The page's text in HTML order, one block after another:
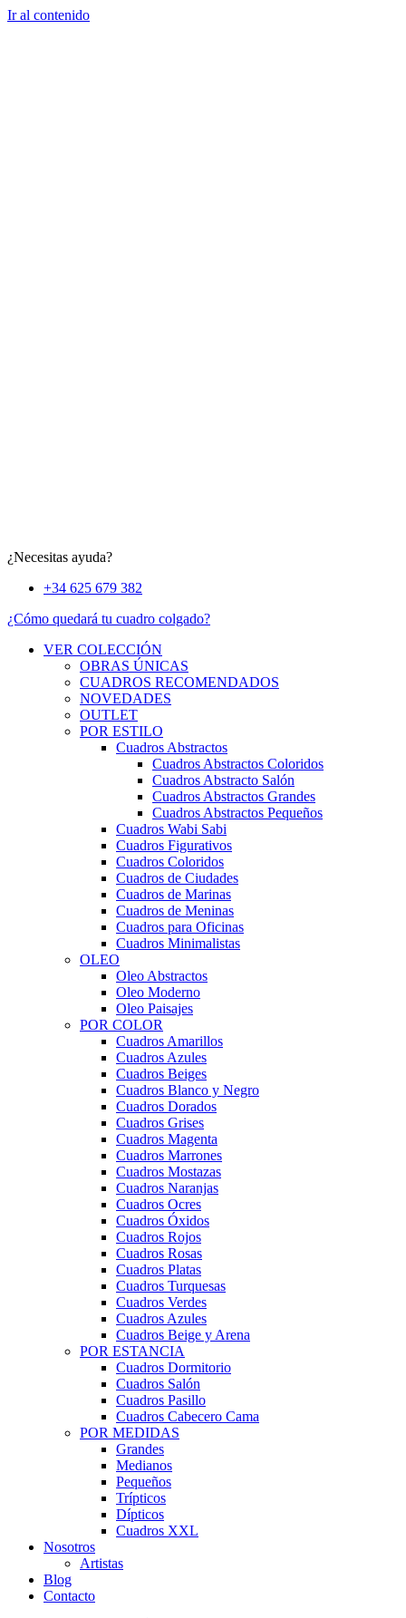
Ir al contenido
¿Necesitas ayuda?
+34 625 679 382
¿Cómo quedará tu cuadro colgado?
VER COLECCIÓN
OBRAS ÚNICAS
CUADROS RECOMENDADOS
NOVEDADES
OUTLET
POR ESTILO
Cuadros Abstractos
Cuadros Abstractos Coloridos
Cuadros Abstracto Salón
Cuadros Abstractos Grandes
Cuadros Abstractos Pequeños
Cuadros Wabi Sabi
Cuadros Figurativos
Cuadros Coloridos
Cuadros de Ciudades
Cuadros de Marinas
Cuadros de Meninas
Cuadros para Oficinas
Cuadros Minimalistas
OLEO
Oleo Abstractos
Oleo Moderno
Oleo Paisajes
POR COLOR
Cuadros Amarillos
Cuadros Azules
Cuadros Beiges
Cuadros Blanco y Negro
Cuadros Dorados
Cuadros Grises
Cuadros Magenta
Cuadros Marrones
Cuadros Mostazas
Cuadros Naranjas
Cuadros Ocres
Cuadros Óxidos
Cuadros Rojos
Cuadros Rosas
Cuadros Platas
Cuadros Turquesas
Cuadros Verdes
Cuadros Azules
Cuadros Beige y Arena
POR ESTANCIA
Cuadros Dormitorio
Cuadros Salón
Cuadros Pasillo
Cuadros Cabecero Cama
POR MEDIDAS
Grandes
Medianos
Pequeños
Trípticos
Dípticos
Cuadros XXL
Nosotros
Artistas
Blog
Contacto